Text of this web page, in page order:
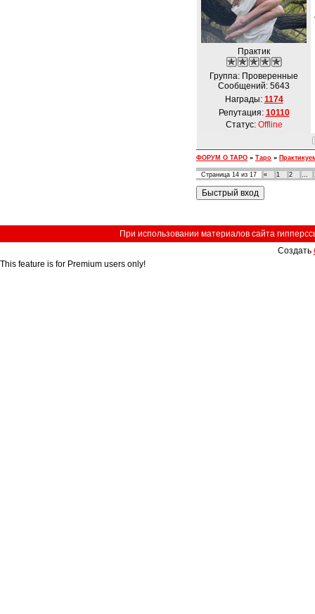
Практик
Группа: Проверенные
Сообщений: 5643
Награды: 1174
Репутация: 10110
Статус: Offline
ФОРУМ О ТАРО » Таро »
Страница 14 из 17 « 1 2 …
При использовании материалов сайта
Создать
This feature is for Premium users only!